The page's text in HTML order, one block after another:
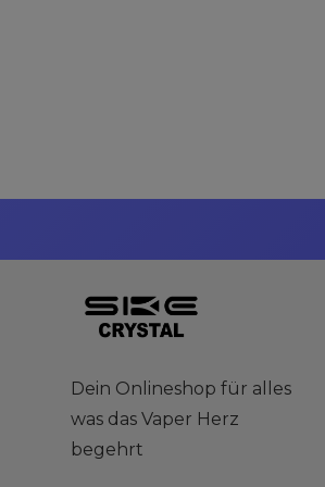
Dein Onlineshop für alles
was das Vaper Herz
begehrt